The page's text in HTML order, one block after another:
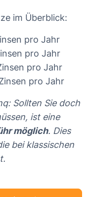
im Überblick:
pro Jahr
pro Jahr
pro Jahr
pro Jahr
Sollten Sie doch
ist eine
möglich. Dies
bei klassischen